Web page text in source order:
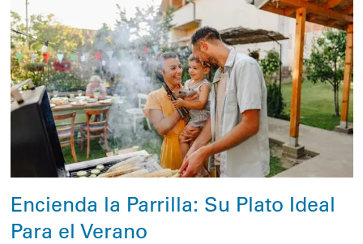
Encienda la Parrilla: Su Plato Ideal
Para el Verano